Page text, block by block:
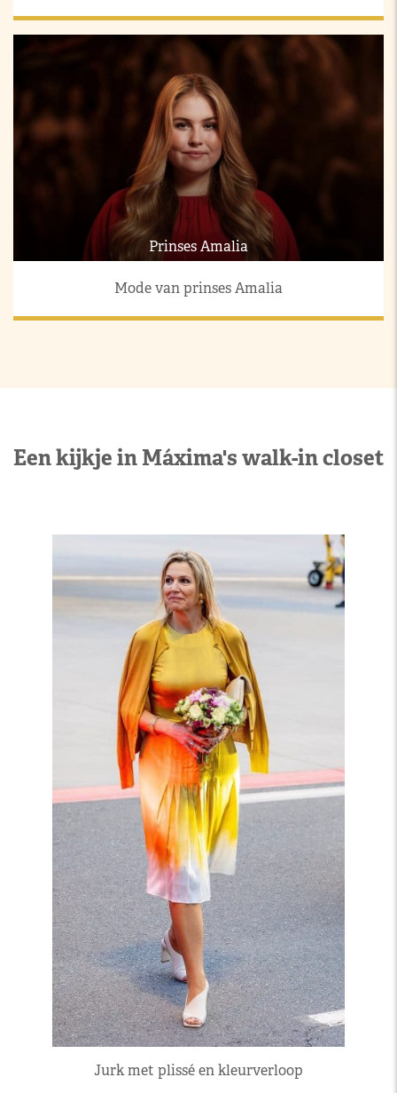
Prinses Amalia
Mode van prinses Amalia
Een kijkje in Máxima's walk-in closet
Jurk met plissé en kleurverloop